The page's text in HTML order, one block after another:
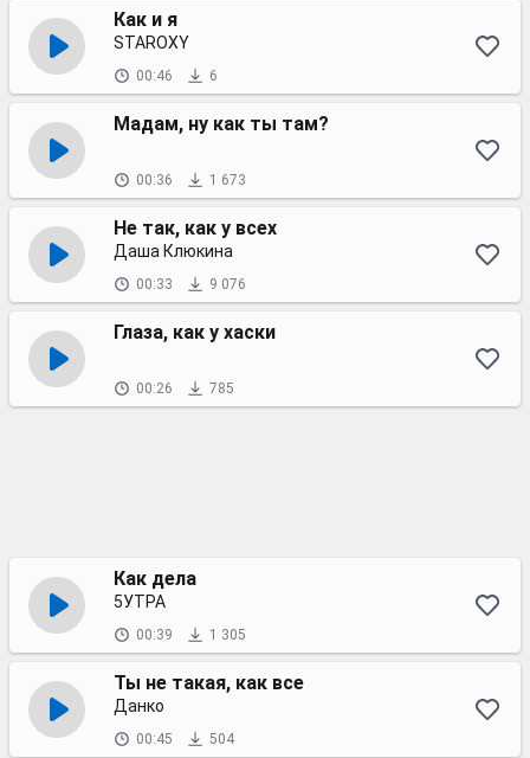
Как и я
STAROXY
00:46 6
Мадам, ну как ты там?
00:36 1 673
Не так, как у всех
Даша Клюкина
00:33 9 076
Глаза, как у хаски
00:26 785
Как дела
5УТРА
00:39 1 305
Ты не такая, как все
Данко
00:45 504